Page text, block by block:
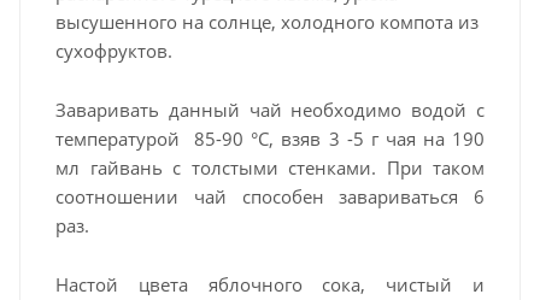
высушенного на солнце, холодного компота из
сухофруктов.
Заваривать данный чай необходимо водой с
температурой 85-90 °C, взяв 3 -5 г чая на 190
мл гайвань с толстыми стенками. При таком
соотношении чай способен завариваться 6
раз.
Настой цвета яблочного сока, чистый и